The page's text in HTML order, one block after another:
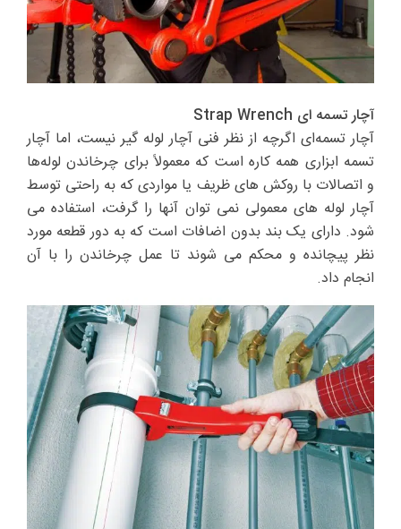
آچار تسمه ای Strap Wrench
آچار تسمه‌ای اگرچه از نظر فنی آچار لوله گیر نیست، اما آچار
تسمه ابزاری همه کاره است که معمولاً برای چرخاندن لوله‌ها
و اتصالات با روکش های ظریف یا مواردی که به راحتی توسط
آچار لوله های معمولی نمی توان آنها را گرفت، استفاده می
شود. دارای یک بند بدون اضافات است که به دور قطعه مورد
نظر پیچانده و محکم می شوند تا عمل چرخاندن را با آن
انجام داد.